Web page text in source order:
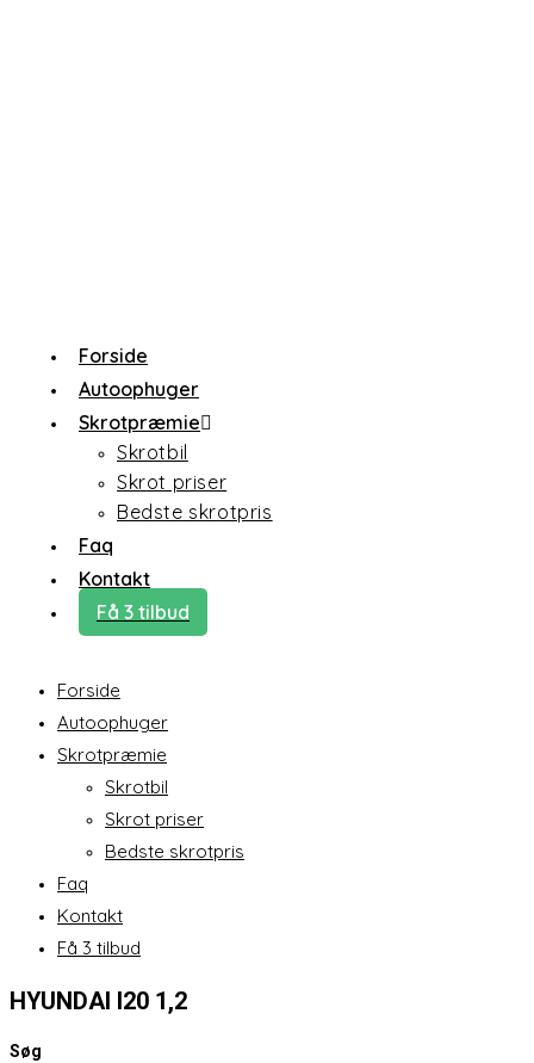
Forside
Autoophuger
Skrotpræmie
Skrotbil
Skrot priser
Bedste skrotpris
Faq
Kontakt
Få 3 tilbud
Forside
Autoophuger
Skrotpræmie
Skrotbil
Skrot priser
Bedste skrotpris
Faq
Kontakt
Få 3 tilbud
HYUNDAI I20 1,2
Søg